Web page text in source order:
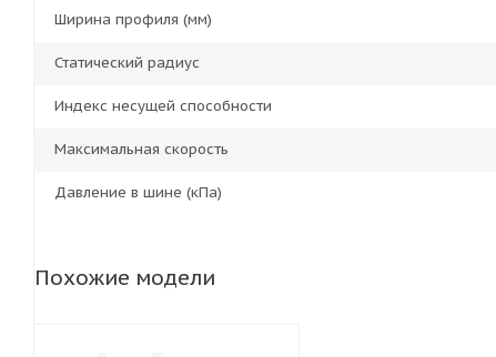
Ширина профиля (мм)
Статический радиус
Индекс несущей способности
Максимальная скорость
Давление в шине (кПа)
Похожие модели